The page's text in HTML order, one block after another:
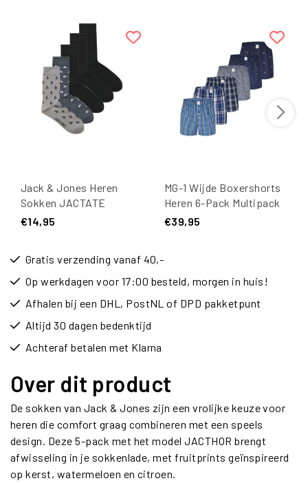
Jack & Jones Heren
Sokken JACTATE
Multicolor 5-Pack
€14,95
MG-1 Wijde Boxershorts
Heren 6-Pack Multipack
D510
€39,95
Gratis verzending vanaf 40,-
Op werkdagen voor 17:00 besteld, morgen in huis!
Afhalen bij een DHL, PostNL of DPD pakketpunt
Altijd 30 dagen bedenktijd
Achteraf betalen met Klarna
Over dit product
De sokken van Jack & Jones zijn een vrolijke keuze voor
heren die comfort graag combineren met een speels
design. Deze 5-pack met het model JACTHOR brengt
afwisseling in je sokkenlade, met fruitprints geïnspireerd
op kerst, watermeloen en citroen.